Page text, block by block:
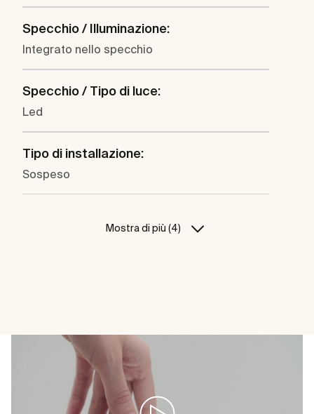
Specchio / Illuminazione:
Integrato nello specchio
Specchio / Tipo di luce:
Led
Tipo di installazione:
Sospeso
Mostra di più (4)